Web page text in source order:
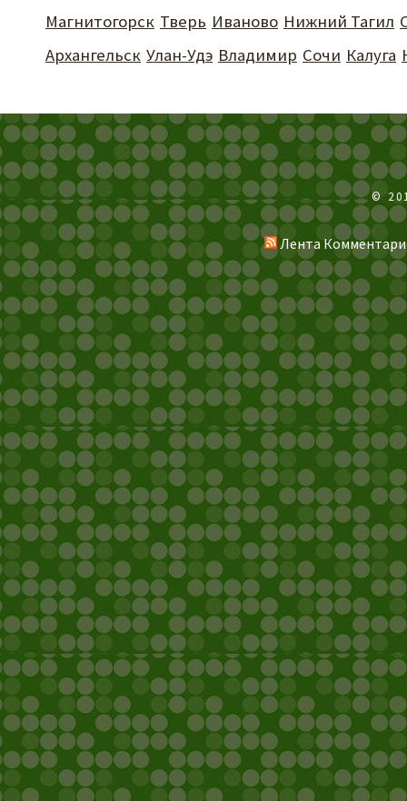
Магнитогорск Тверь Иваново Нижний Тагил
Архангельск Улан-Удэ Владимир Сочи Калуга
©
Лента